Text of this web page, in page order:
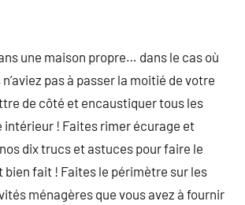
une maison propre… dans le cas où
pas à passer la moitié de votre
de côté et encaustiquer tous les
intérieur ! Faites rimer écurage et
dix trucs et astuces pour faire le
bien fait ! Faites le périmètre sur les
ménagères que vous avez à fournir